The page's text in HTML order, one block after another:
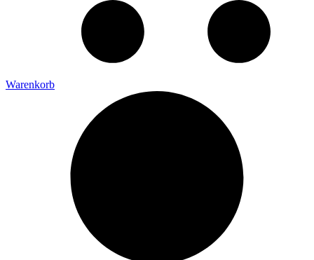
Warenkorb